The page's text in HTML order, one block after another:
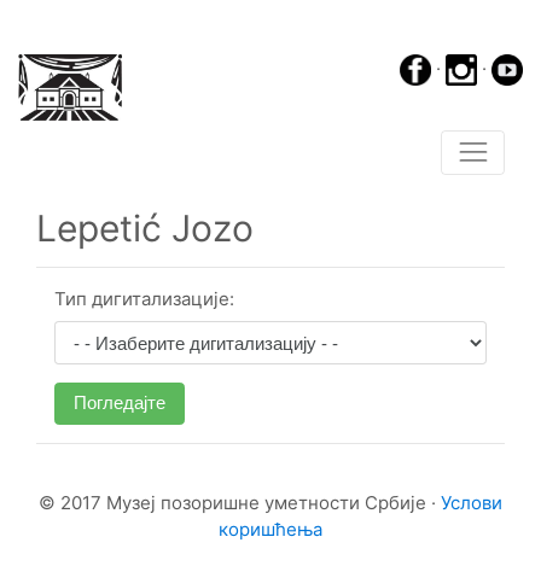
· ·
Lepetić Jozo
Тип дигитализације:
Погледајте
© 2017 Музеј позоришне уметности Србије · Услови
коришћења